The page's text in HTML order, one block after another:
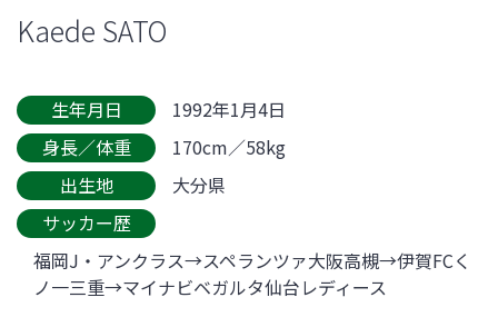
Kaede SATO
生年月日
1992年1月4日
身長／体重
170cm／58kg
出生地
大分県
サッカー歴
福岡J・アンクラス→スペランツァ大阪高槻→伊賀FCく
ノ一三重→マイナビベガルタ仙台レディース